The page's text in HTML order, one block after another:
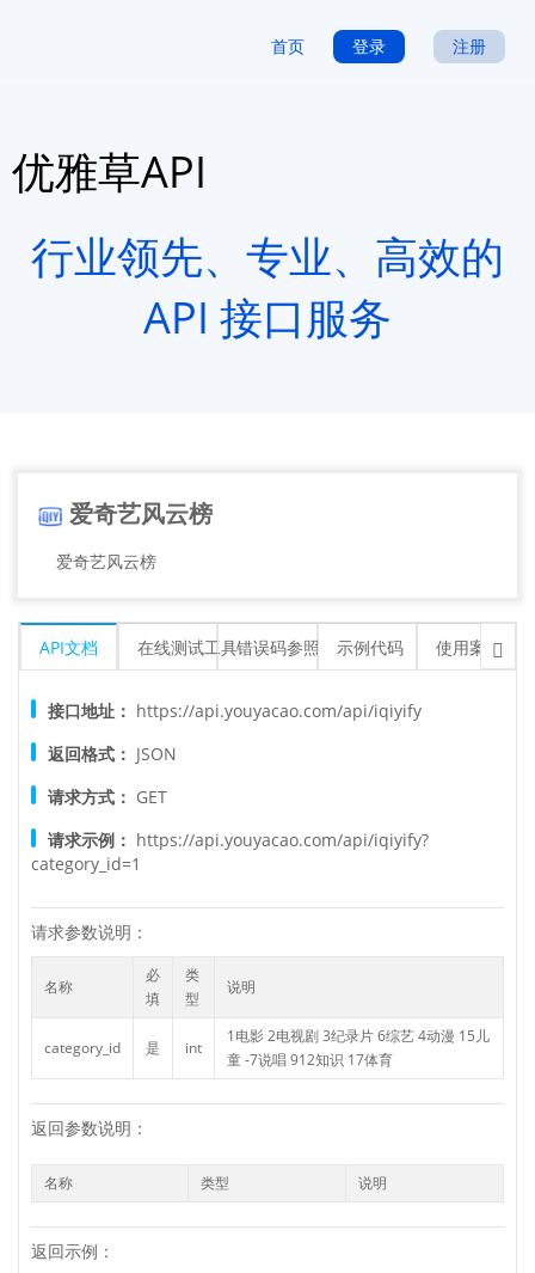
首页 登录 注册
优雅草API
行业领先、专业、高效的
API 接口服务
爱奇艺风云榜
爱奇艺风云榜
API文档 在线测试工具错误码参照 示例代码 使用案例平

接口地址： https://api.youyacao.com/api/iqiyify
返回格式： JSON
请求方式： GET
请求示例： https://api.youyacao.com/api/iqiyify?
category_id=1
请求参数说明：
名称
必
填
类
型
说明
category_id 是 int
1电影 2电视剧 3纪录片 6综艺 4动漫 15儿
童 -7说唱 912知识 17体育
返回参数说明：
名称 类型 说明
返回示例：